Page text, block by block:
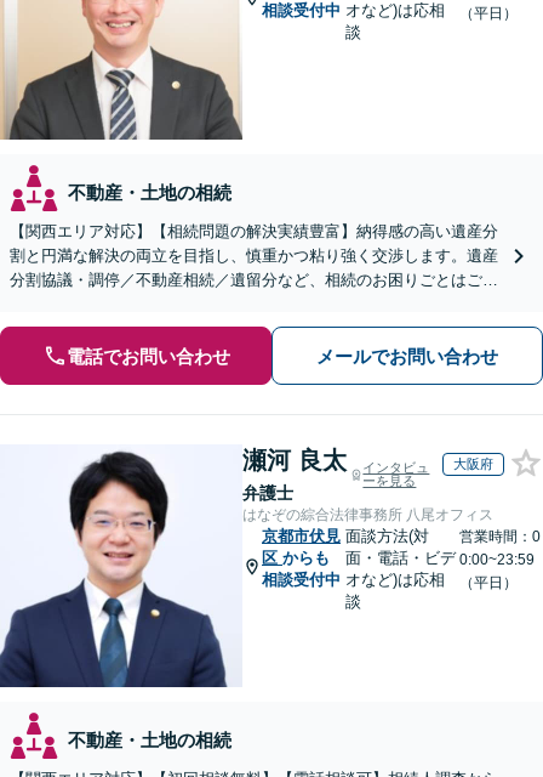
相談受付中 オなど)は応相
談
（平日）
不動産・土地の相続
【関西エリア対応】【相続問題の解決実績豊富】納得感の高い遺産分
割と円満な解決の両立を目指し、慎重かつ粘り強く交渉します。遺産
分割協議・調停／不動産相続／遺留分など、相続のお困りごとはご相
電話でお問い合わせ メールでお問い合わせ
瀬河 良太
弁護士
インタビュ
ーを見る
大阪府
はなぞの綜合法律事務所 八尾オフィス
京都市伏見
区 からも
相談受付中
面談方法(対
面・電話・ビデ
オなど)は応相
談
営業時間：0
0:00~23:59
（平日）
不動産・土地の相続